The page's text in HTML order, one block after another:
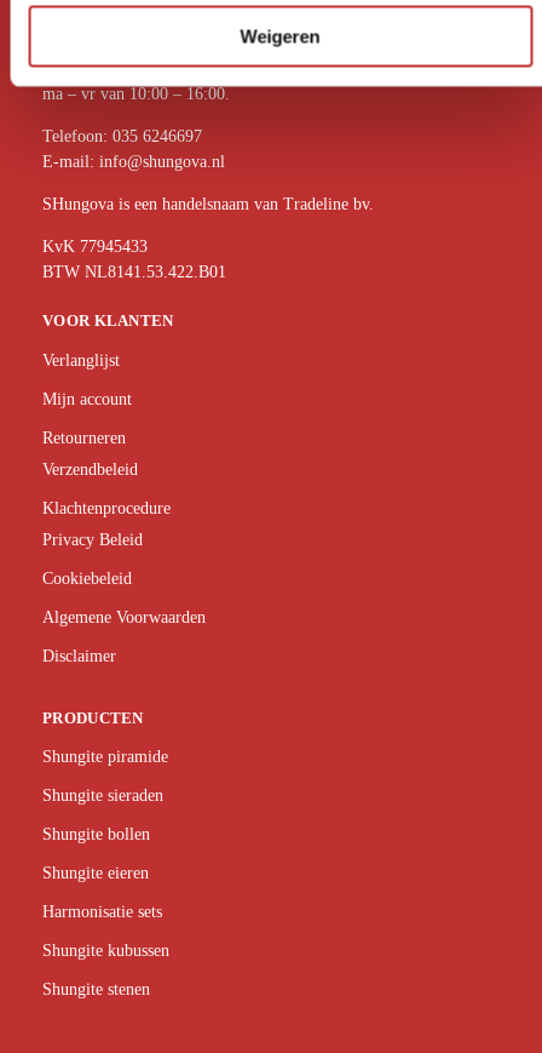
e
Weigeren
Telefonisch contact mogelijk in Nederlands en Engels.
Telefonisch bereikbaar:
ma – vr van 10:00 – 16:00.
Telefoon: 035 6246697
E-mail: info@shungova.nl
SHungova is een handelsnaam van Tradeline bv.
KvK 77945433
BTW NL8141.53.422.B01
VOOR KLANTEN
Verlanglijst
Mijn account
Retourneren
Verzendbeleid
Klachtenprocedure
Privacy Beleid
Cookiebeleid
Algemene Voorwaarden
Disclaimer
PRODUCTEN
Shungite piramide
Shungite sieraden
Shungite bollen
Shungite eieren
Harmonisatie sets
Shungite kubussen
Shungite stenen